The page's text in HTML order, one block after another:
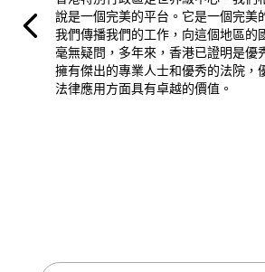
說是一個完美的平台。它是一個完美
我們傳播我們的工作，向這個地區的
毫無疑問，多年來，香港已證明是優
擁有傑出的專業人士和優秀的法院，
法律應用方面具有卓越的價值。